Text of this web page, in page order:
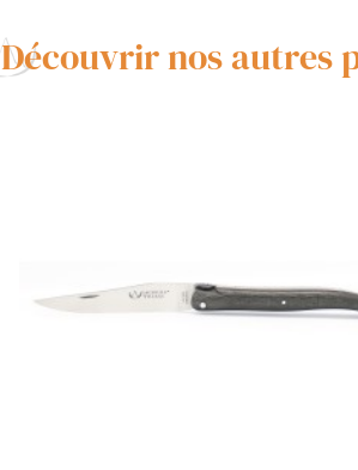
Découvrir nos autres